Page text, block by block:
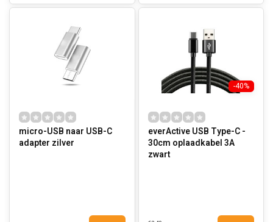
micro-USB naar USB-C
adapter zilver
-40%
everActive USB Type-C -
30cm oplaadkabel 3A
zwart